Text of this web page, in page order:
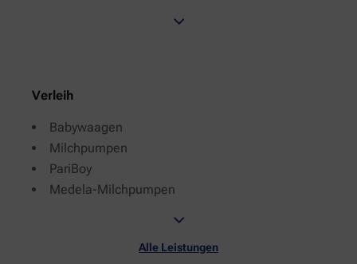
Verleih
Babywaagen
Milchpumpen
PariBoy
Medela-Milchpumpen
Alle Leistungen